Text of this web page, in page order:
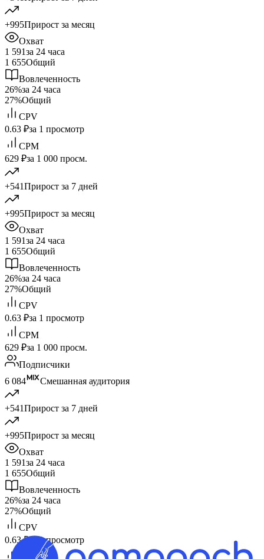
+995Прирост за месяц
Охват
1 591за 24 часа
1 655Общий
Вовлеченность
26%за 24 часа
27%Общий
CPV
0.63 ₽за 1 просмотр
CPM
629 ₽за 1 000 просм.
+541Прирост за 7 дней
+995Прирост за месяц
Охват
1 591за 24 часа
1 655Общий
Вовлеченность
26%за 24 часа
27%Общий
CPV
0.63 ₽за 1 просмотр
CPM
629 ₽за 1 000 просм.
Подписчики
6 084
Смешанная аудитория
+541Прирост за 7 дней
+995Прирост за месяц
Охват
1 591за 24 часа
1 655Общий
Вовлеченность
26%за 24 часа
27%Общий
CPV
0.63 ₽за 1 просмотр